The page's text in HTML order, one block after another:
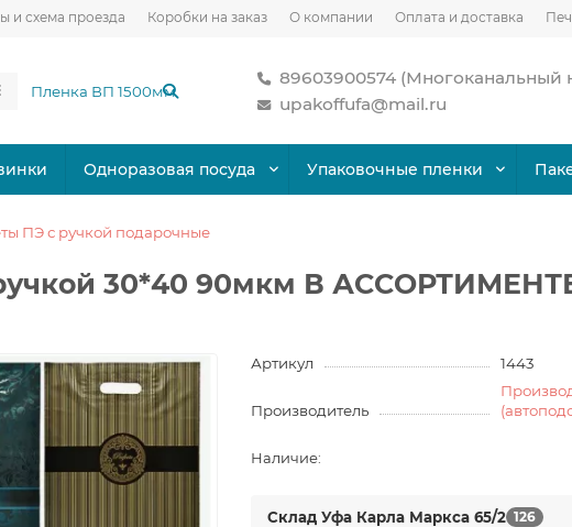
и схема проезда Коробки на заказ О компании Оплата и доставка
89603900574 (Многоканальный
upakoffufa@mail.ru
Одноразовая посуда Упаковочные пленки
ПЭ с ручкой подарочные
30*40 90мкм В
Артикул 1443
Производитель
Наличие:
Склад Уфа Карла Маркса 65/2 126